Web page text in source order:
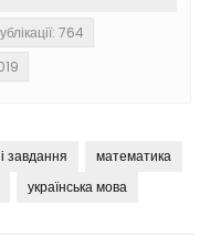
764
завдання
математика
українська мова